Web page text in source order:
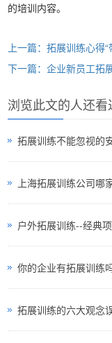
的培训内容。
上一篇：拓展训练心得
下一篇：企业新员工拓
浏览此文的人还看
拓展训练不能忽视的
上海拓展训练公司哪
户外拓展训练--经典
你的企业有拓展训练
拓展训练的六大观念